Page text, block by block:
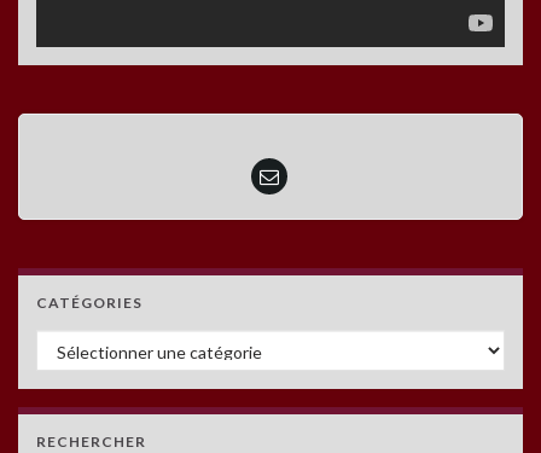
CATÉGORIES
Catégories
RECHERCHER